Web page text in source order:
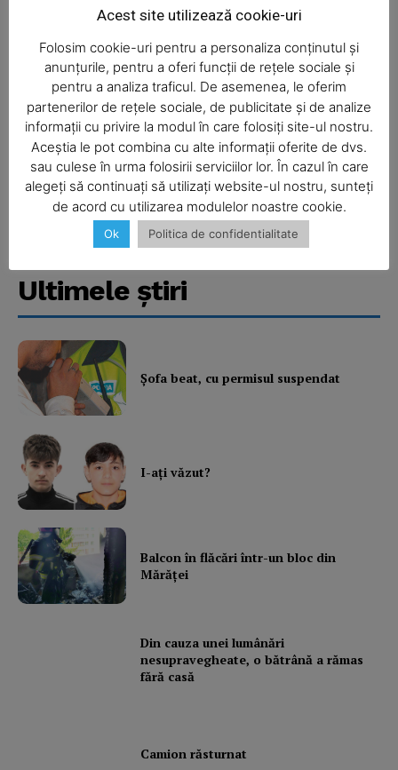
SUBSCRIBE NOW
Company
About
Subscription Plans
My account
Ultimele ştiri
Şofa beat, cu permisul suspendat
I-aţi văzut?
Balcon în flăcări într-un bloc din
Mărăţei
Din cauza unei lumânări
nesupravegheate, o bătrână a rămas
fără casă
Camion răsturnat
Acest site utilizează cookie-uri
Folosim cookie-uri pentru a personaliza conținutul și
anunțurile, pentru a oferi funcții de rețele sociale și
pentru a analiza traficul. De asemenea, le oferim
partenerilor de rețele sociale, de publicitate și de analize
informații cu privire la modul în care folosiți site-ul nostru.
Aceștia le pot combina cu alte informații oferite de dvs.
sau culese în urma folosirii serviciilor lor. În cazul în care
alegeți să continuați să utilizați website-ul nostru, sunteți
de acord cu utilizarea modulelor noastre cookie.
Ok Politica de confidentialitate